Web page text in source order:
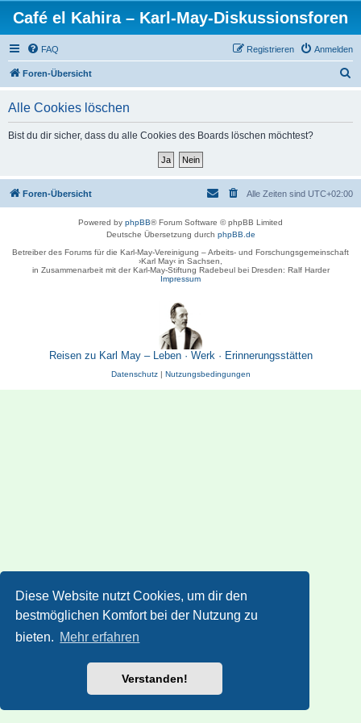
Diese Website nutzt Cookies, um dir den
bestmöglichen Komfort bei der Nutzung zu
bieten. Mehr erfahren
Verstanden!
Café el Kahira – Karl-May-Diskussionsforen
FAQ Anmelden
Registrieren
Foren-Übersicht
Alle Cookies löschen
Bist du dir sicher, dass du alle Cookies des Boards löschen möchtest?
Foren-Übersicht Alle Zeiten sind UTC+02:00
Powered by phpBB® Forum Software © phpBB Limited
Deutsche Übersetzung durch phpBB.de
Betreiber des Forums für die Karl-May-Vereinigung – Arbeits- und Forschungsgemeinschaft
›Karl May‹ in Sachsen,
in Zusammenarbeit mit der Karl-May-Stiftung Radebeul bei Dresden: Ralf Harder
Impressum
Reisen zu Karl May – Leben · Werk · Erinnerungsstätten
Datenschutz| Nutzungsbedingungen